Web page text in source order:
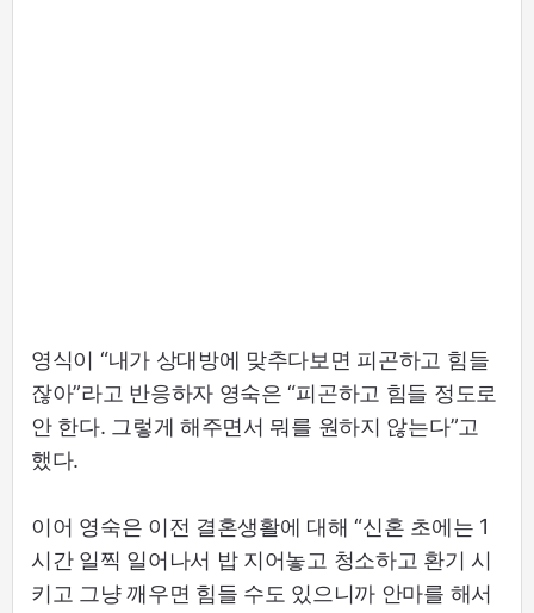
영식이 “내가 상대방에 맞추다보면 피곤하고 힘들
잖아”라고 반응하자 영숙은 “피곤하고 힘들 정도로
안 한다. 그렇게 해주면서 뭐를 원하지 않는다”고
했다.
이어 영숙은 이전 결혼생활에 대해 “신혼 초에는 1
시간 일찍 일어나서 밥 지어놓고 청소하고 환기 시
키고 그냥 깨우면 힘들 수도 있으니까 안마를 해서